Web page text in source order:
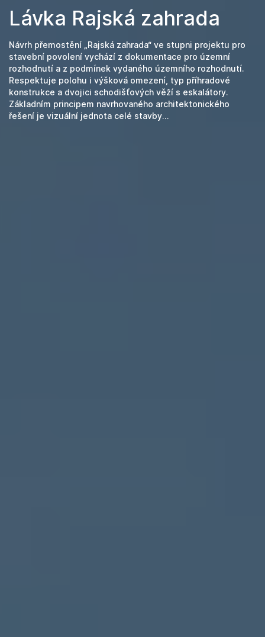
Lávka Rajská zahrada
Návrh přemostění „Rajská zahrada“ ve stupni projektu pro
stavební povolení vychází z dokumentace pro územní
rozhodnutí a z podmínek vydaného územního rozhodnutí.
Respektuje polohu i výšková omezení, typ příhradové
konstrukce a dvojici schodišťových věží s eskalátory.
Základním principem navrhovaného architektonického
řešení je vizuální jednota celé stavby...